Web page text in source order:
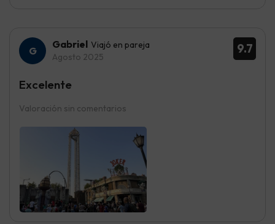
9.7
Gabriel Viajó en pareja
Agosto 2025
Valoración sin comentarios
Excelente